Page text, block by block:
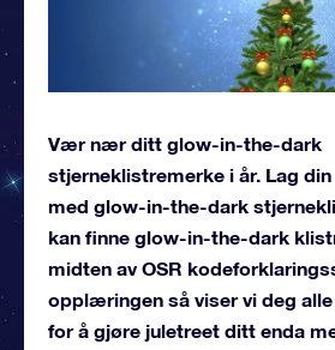
Vær nær ditt glow-in-the-dark
stjerneklistremerke i år. Lag
med glow-in-the-dark
kan finne glow-in-the-dark
midten av OSR
opplæringen så viser vi deg
for å gjøre juletreet ditt enda